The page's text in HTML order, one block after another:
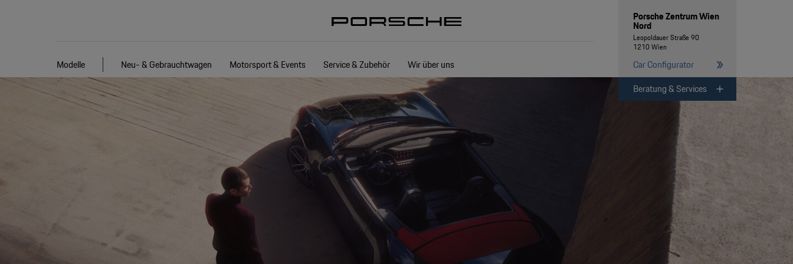
Modelle Neu- & Gebrauchtwagen Motorsport & Events Service & Zubehör Wir über uns
Porsche Zentrum Wien
Nord
Leopoldauer Straße 90
1210 Wien
Car Configurator
Beratung & Services